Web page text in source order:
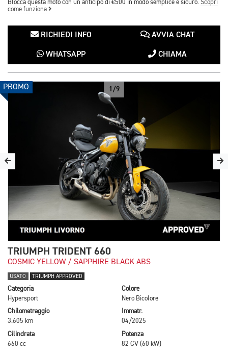
Blocca questa moto con un anticipo di €500 in modo semplice e sicuro. Scopri
come funziona
RICHIEDI INFO AVVIA CHAT
WHATSAPP CHIAMA
PROMO 1/9
TRIUMPH TRIDENT 660
COSMIC YELLOW / SAPPHIRE BLACK ABS
USATO TRIUMPH APPROVED
Categoria
Hypersport
Colore
Nero Bicolore
Chilometraggio
3.605 km
Immatr.
04/2025
Cilindrata
660 cc
Potenza
82 CV (60 kW)